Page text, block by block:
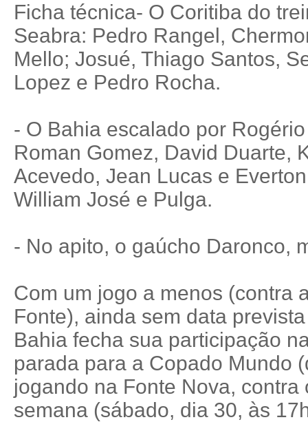
Ficha técnica- O Coritiba do
Seabra: Pedro Rangel,
Mello; Josué, Thiago Santos,
Lopez e Pedro Rocha.
- O Bahia escalado por
Roman Gomez, David Duarte,
Acevedo, Jean Lucas e
William José e Pulga.
- No apito, o gaúcho Daronco,
Com um jogo a menos (contra
Fonte), ainda sem data
Bahia fecha sua participação
parada para a Copado Mundo
jogando na Fonte Nova, contra
semana (sábado, dia 30, às